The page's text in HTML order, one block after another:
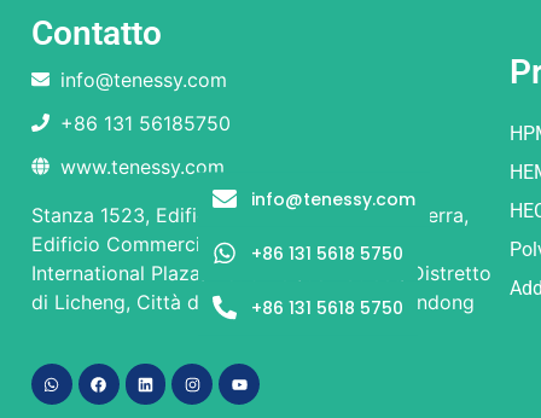
Contatto
info@tenessy.com
+86 131 56185750
www.tenessy.com
Stanza 1523, Edificio 1 e Edificio 2, Piano Terra,
Edificio Commerciale, Rongsheng Times
International Plaza, No. 9 Beiyuan Street, Distretto
di Licheng, Città di Jinan, Provincia di Shandong
info@tenessy.com
+86 131 5618 5750
+86 131 5618 5750